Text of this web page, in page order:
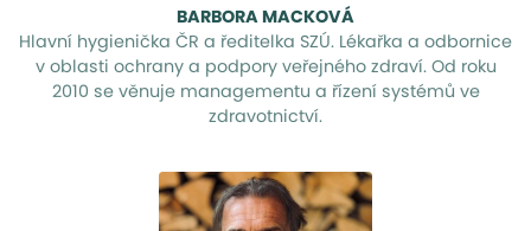
BARBORA MACKOVÁ
Hlavní hygienička ČR a ředitelka SZÚ. Lékařka a odbornice
v oblasti ochrany a podpory veřejného zdraví. Od roku
2010 se věnuje managementu a řízení systémů ve
zdravotnictví.